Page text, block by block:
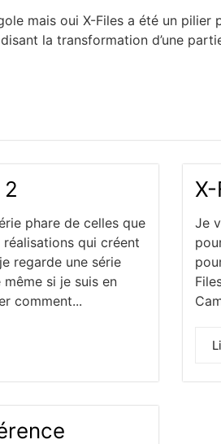
mais oui X-Files a été un
la transformation d’une
phare de celles que
réalisations qui créent
regarde une série
si je suis en
comment...
Je